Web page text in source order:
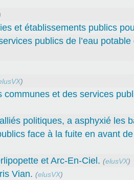
et établissements publics
publics de l’eau potable
)
et des services
politiques, a asphyxié les
face à la fuite en avant de
et Arc-En-Ciel. (elusVX)
Vian. (elusVX)